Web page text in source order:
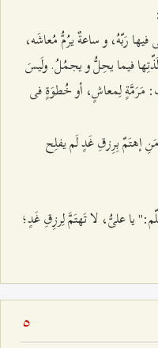
رَبّهُ، و ساعةٌ يرُمُّ مُعاشَه،
فيما يحِلُّ و يجمُلُ. ولَيسَ
مَرَمَّةٍ لِمعاشٍ، أو خُطوَةٍ فى
و دررالكلم، ص ٦٦٢: « مَنِ إهتَمّ بِرِزقِ غَدٍ لَم يفلِح
يا علىُّ، لا تَهتَمَّ لِرزِقِ غَدٍ؛
5